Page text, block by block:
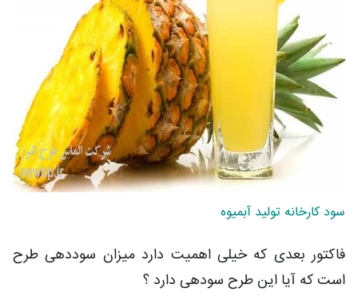
سود کارخانه تولید آبمیوه
فاکتور بعدی که خیلی اهمیت دارد میزان سوددهی طرح
است که آیا این طرح سودهی دارد ؟